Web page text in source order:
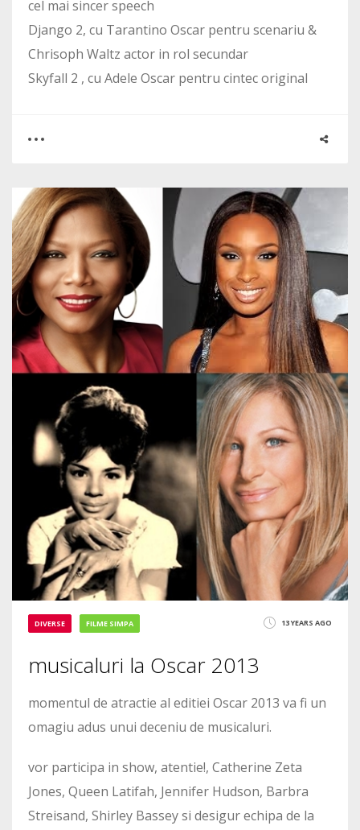
cel mai sincer speech
Django 2, cu Tarantino Oscar pentru scenariu &
Chrisoph Waltz actor in rol secundar
Skyfall 2 , cu Adele Oscar pentru cintec original
1
2609
DIVERSE FILME SIMPA 13 YEARS AGO
musicaluri la Oscar 2013
momentul de atractie al editiei Oscar 2013 va fi un
omagiu adus unui deceniu de musicaluri.
vor participa in show, atentie!, Catherine Zeta
Jones, Queen Latifah, Jennifer Hudson, Barbra
Streisand, Shirley Bassey si desigur echipa de la